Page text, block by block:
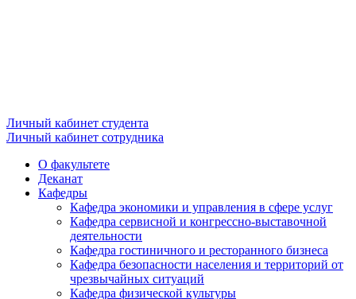
Личный кабинет студента
Личный кабинет сотрудника
О факультете
Деканат
Кафедры
Кафедра экономики и управления в сфере услуг
Кафедра сервисной и конгрессно-выставочной
деятельности
Кафедра гостиничного и ресторанного бизнеса
Кафедра безопасности населения и территорий от
чрезвычайных ситуаций
Кафедра физической культуры